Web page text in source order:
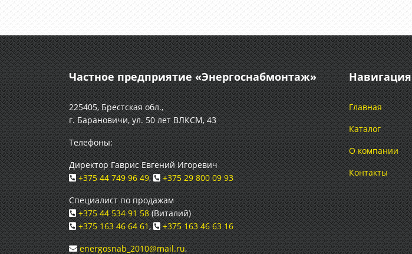
Частное предприятие «Энергоснабмонтаж»
225405, Брестская обл.,
г. Барановичи, ул. 50 лет ВЛКСМ, 43
Телефоны:
Директор Гаврис Евгений Игоревич
+375 44 749 96 49,
+375 29 800 09 93
Специалист по продажам
+375 44 534 91 58(Виталий)
+375 163 46 64 61,
+375 163 46 63 16
energosnab_2010@mail.ru,
Навигация
Главная
Каталог
О компании
Контакты